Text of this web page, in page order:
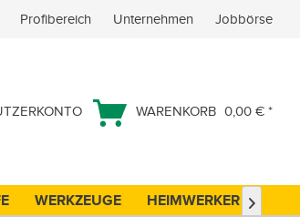
Profibereich Unternehmen Jobbörse
WARENKORB 0,00 € *
WERKZEUGE HEIMWERKER 